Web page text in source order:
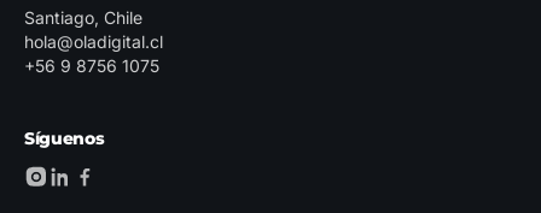
Santiago, Chile
hola@oladigital.cl
+56 9 8756 1075
Síguenos